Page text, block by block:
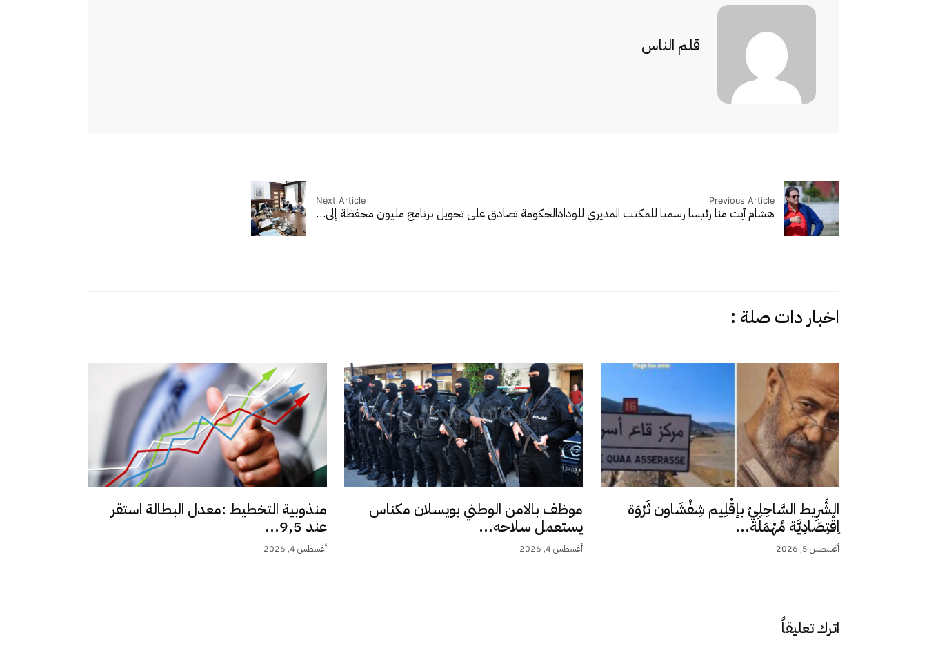
قلم الناس
Previous Article
هشام آيت منا رئيسا رسميا للمكتب المديري للوداد
Next Article
الحكومة تصادق على تحويل برنامج مليون محفظة إلى…
اخبار دات صلة :
الشَّرِيط السَّاحِلِيّ بإقْلِيم شِفْشَاون ثَرْوَة
اِقْتِصَادِيَّة مُهْمَلَة...
أغسطس 5, 2026
موظف بالامن الوطني بويسلان مكناس
يستعمل سلاحه...
أغسطس 4, 2026
منذوبية التخطيط :معدل البطالة استقر
عند 9,5...
أغسطس 4, 2026
اترك تعليقاً